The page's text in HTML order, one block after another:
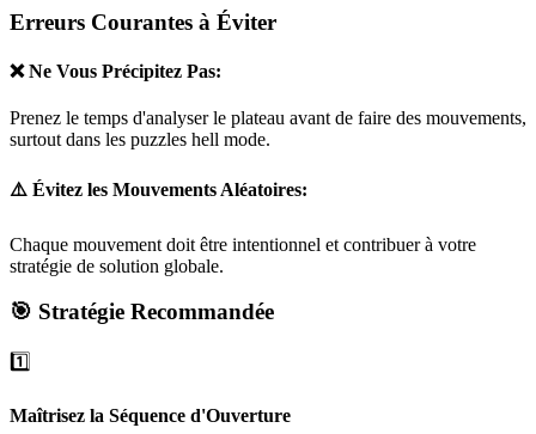
Erreurs Courantes à Éviter
❌ Ne Vous Précipitez Pas:
Prenez le temps d'analyser le plateau avant de faire des mouvements,
surtout dans les puzzles hell mode.
⚠️ Évitez les Mouvements Aléatoires:
Chaque mouvement doit être intentionnel et contribuer à votre
stratégie de solution globale.
🎯 Stratégie Recommandée
1️⃣
Maîtrisez la Séquence d'Ouverture